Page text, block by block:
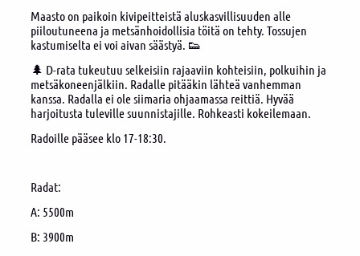
Maasto on paikoin kivipeitteistä aluskasvillisuuden alle
piiloutuneena ja metsänhoidollisia töitä on tehty. Tossujen
kastumiselta ei voi aivan säästyä. 👟
🌲 D-rata tukeutuu selkeisiin rajaaviin kohteisiin, polkuihin ja
metsäkoneenjälkiin. Radalle pitääkin lähteä vanhemman
kanssa. Radalla ei ole siimaria ohjaamassa reittiä. Hyvää
harjoitusta tuleville suunnistajille. Rohkeasti kokeilemaan.
Radoille pääsee klo 17-18:30.
Radat:
A: 5500m
B: 3900m